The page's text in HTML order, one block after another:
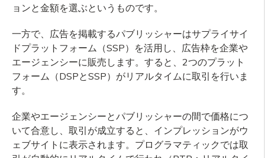
ョンと金額を選ぶというものです。
一方で、広告を掲載するパブリッシャーはサプライサイ
ドプラットフォーム（SSP）を活用し、広告枠を企業や
エージェンシーに販売します。すると、2つのプラット
フォーム（DSPとSSP）がリアルタイムに取引を行いま
す。
企業やエージェンシーとパブリッシャーの間で価格につ
いて合意し、取引が成立すると、インプレッションがウ
ェブサイトに表示されます。プログラマティックでは取